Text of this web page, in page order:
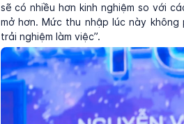
sẽ có nhiều hơn kinh nghiệm so với
mở hơn. Mức thu nhập lúc này
trải nghiệm làm việc”.